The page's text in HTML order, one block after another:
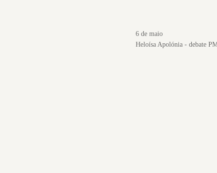
6 de maio
Heloísa Apolónia - debate